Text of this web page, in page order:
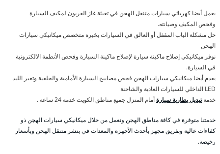
يعمل أيضا كهربائي سيارات متنقل الهجن في تعبئة غاز الفريون لمكيف السيارة
وفحص المكيف وصيانته.
حل مشكلة الباب المقفل أو العالق في السيارات بخبرة متخصص ميكانيكي سيارات
الهجن
نوفر ميكانيكي إصلاح ماكينة سيارة لإصلاح ماكينة السيارة وفحص الأنظمة الالكترونية
في السيارة.
يقدم أيضا ميكانيكي سيارات الهجن فحص مصابيح السيارة الأمامية والخلفية وتغير الليد
LED الداخلي للسيارات العادية والشاحنة
خدمةتبديل بطارية سيارةأمام المنزل جميع مناطق الكويت خدمة 24 ساعة .
خدمتنا متوفرة في كافة مناطق الهجن ونعمل من خلال ميكانيكي سيارات الهجن ذو
كفاءات عالية وبفريق مجهز بأحدث الأجهزة والمعدات في بنشر متنقل الهجن وبأسعار
رخيصة.